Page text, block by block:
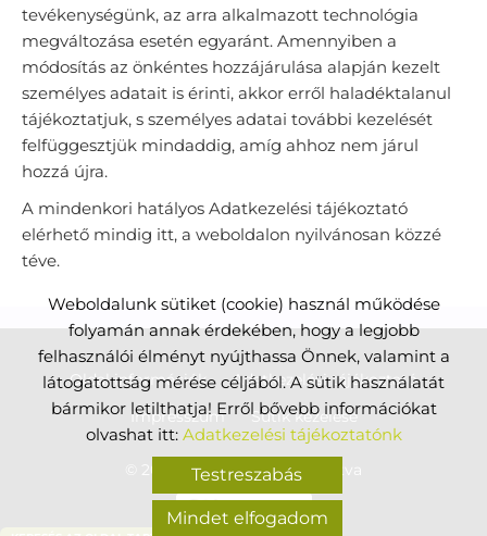
tevékenységünk, az arra alkalmazott technológia
megváltozása esetén egyaránt. Amennyiben a
módosítás az önkéntes hozzájárulása alapján kezelt
személyes adatait is érinti, akkor erről haladéktalanul
tájékoztatjuk, s személyes adatai további kezelését
felfüggesztjük mindaddig, amíg ahhoz nem járul
hozzá újra.
A mindenkori hatályos Adatkezelési tájékoztató
elérhető mindig itt, a weboldalon nyilvánosan közzé
téve.
© 2026 - Minden jog fenntartva
Oldal információk
Adatkezelési tájékoztató
Impresszum
Sütik kezelése
Mindet elfogadom
Testreszabás
Weboldalunk sütiket (cookie) használ működése
folyamán annak érdekében, hogy a legjobb
felhasználói élményt nyújthassa Önnek, valamint a
látogatottság mérése céljából. A sütik használatát
bármikor letilthatja! Erről bővebb információkat
olvashat itt: Adatkezelési tájékoztatónk